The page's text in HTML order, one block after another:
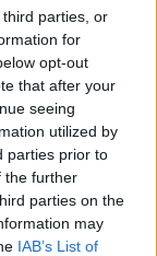
parties, or
for
opt-out
that after your
seeing
utilized by
parties prior to
the further
parties on the
may
IAB’s List of
Χούθι
Ιράν βάζει
Ορμούζ